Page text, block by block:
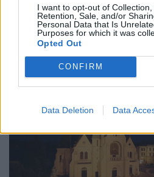
I want to opt-out of Collection,
Retention, Sale, and/or
Personal Data that Is
Purposes for which it was
Opted Out
CONFIRM
Data Deletion Data
nélkül
Szentendrén olyan kritikus a
víztárolók folyamatos